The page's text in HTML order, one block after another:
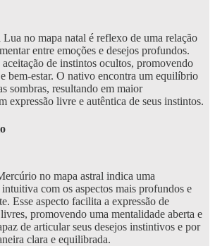
no mapa natal é reflexo de uma relação
entre emoções e desejos profundos.
de instintos ocultos, promovendo
bem-estar. O nativo encontra um equilíbrio
sombras, resultando em maior
expressão livre e autêntica de seus instintos.
no mapa astral indica uma
com os aspectos mais profundos e
Esse aspecto facilita a expressão de
promovendo uma mentalidade aberta e
de articular seus desejos instintivos e por
clara e equilibrada.